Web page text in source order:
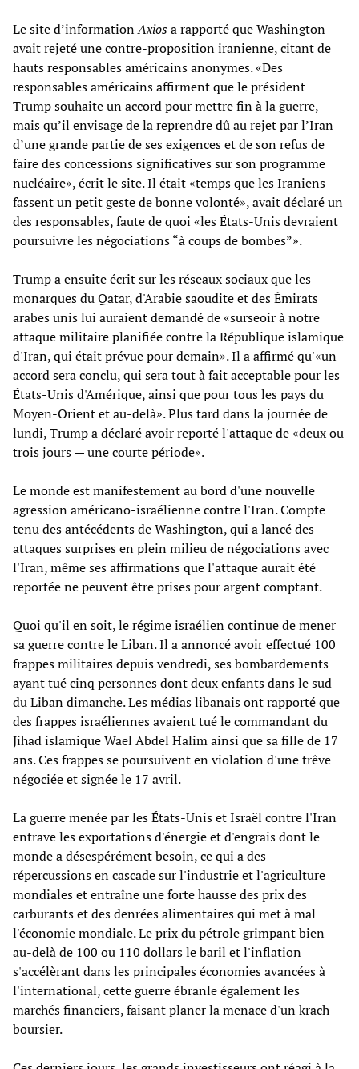
Le site d’informationAxiosa rapporté que Washington
avait rejeté une contre-proposition iranienne, citant de
hauts responsables américains anonymes. «Des
responsables américains affirment que le président
Trump souhaite un accord pour mettre fin à la guerre,
mais qu’il envisage de la reprendre dû au rejet par l’Iran
d’une grande partie de ses exigences et de son refus de
faire des concessions significatives sur son programme
nucléaire», écrit le site. Il était «temps que les Iraniens
fassent un petit geste de bonne volonté», avait déclaré un
des responsables, faute de quoi «les États-Unis devraient
poursuivre les négociations “à coups de bombes”».
Trump a ensuite écrit sur les réseaux sociaux que les
monarques du Qatar, d'Arabie saoudite et des Émirats
arabes unis lui auraient demandé de «surseoir à notre
attaque militaire planifiée contre la République islamique
d'Iran, qui était prévue pour demain». Il a affirmé qu'«un
accord sera conclu, qui sera tout à fait acceptable pour les
États-Unis d'Amérique, ainsi que pour tous les pays du
Moyen-Orient et au-delà». Plus tard dans la journée de
lundi, Trump a déclaré avoir reporté l'attaque de «deux ou
trois jours — une courte période».
Le monde est manifestement au bord d'une nouvelle
agression américano-israélienne contre l'Iran. Compte
tenu des antécédents de Washington, qui a lancé des
attaques surprises en plein milieu de négociations avec
l'Iran, même ses affirmations que l'attaque aurait été
reportée ne peuvent être prises pour argent comptant.
Quoi qu'il en soit, le régime israélien continue de mener
sa guerre contre le Liban. Il a annoncé avoir effectué 100
frappes militaires depuis vendredi, ses bombardements
ayant tué cinq personnes dont deux enfants dans le sud
du Liban dimanche. Les médias libanais ont rapporté que
des frappes israéliennes avaient tué le commandant du
Jihad islamique Wael Abdel Halim ainsi que sa fille de 17
ans. Ces frappes se poursuivent en violation d'une trêve
négociée et signée le 17 avril.
La guerre menée par les États-Unis et Israël contre l'Iran
entrave les exportations d'énergie et d'engrais dont le
monde a désespérément besoin, ce qui a des
répercussions en cascade sur l'industrie et l'agriculture
mondiales et entraîne une forte hausse des prix des
carburants et des denrées alimentaires qui met à mal
l'économie mondiale. Le prix du pétrole grimpant bien
au-delà de 100 ou 110 dollars le baril et l'inflation
s'accélèrant dans les principales économies avancées à
l'international, cette guerre ébranle également les
marchés financiers, faisant planer la menace d'un krach
boursier.